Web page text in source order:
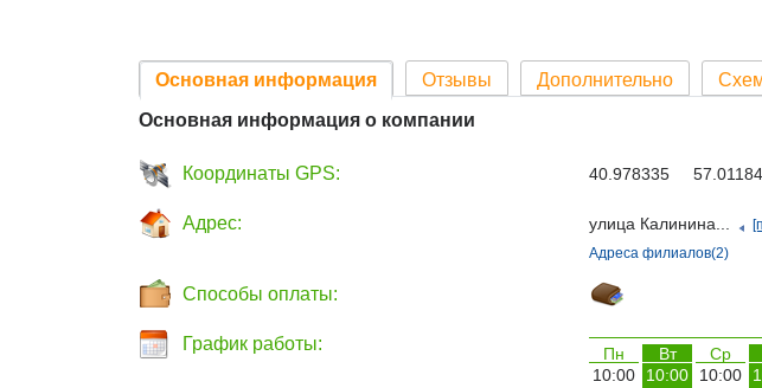
Основная информация Отзывы Дополнительно
Основная информация о компании
Координаты GPS: 40.978335
Адрес: улица Калинина...
Адреса филиалов(2)
Способы оплаты:
График работы: Пн Вт Ср
10:00
10:00 10:00